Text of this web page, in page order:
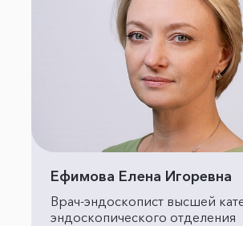
Ефимова Елена Игоревна
Врач-эндоскопист высшей
эндоскопического отделения